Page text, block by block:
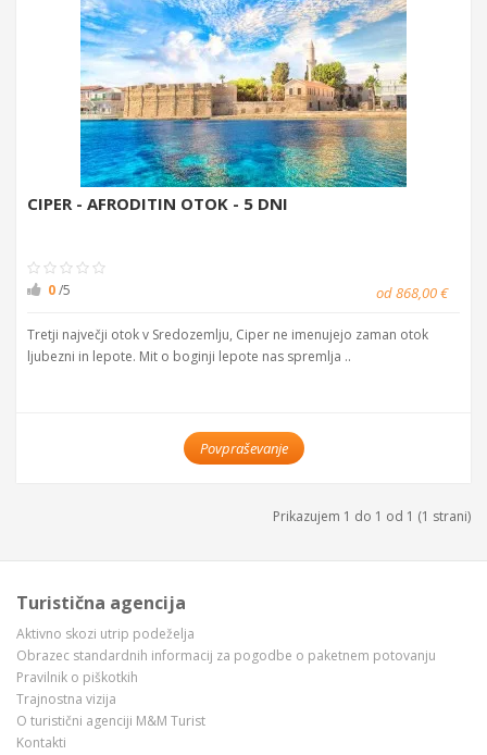
CIPER - AFRODITIN OTOK - 5 DNI
0/5 od 868,00 €
Tretji največji otok v Sredozemlju, Ciper ne imenujejo zaman otok
ljubezni in lepote. Mit o boginji lepote nas spremlja ..
Povpraševanje
Prikazujem 1 do 1 od 1 (1 strani)
Turistična agencija
Aktivno skozi utrip podeželja
Obrazec standardnih informacij za pogodbe o paketnem potovanju
Pravilnik o piškotkih
Trajnostna vizija
O turistični agenciji M&M Turist
Kontakti